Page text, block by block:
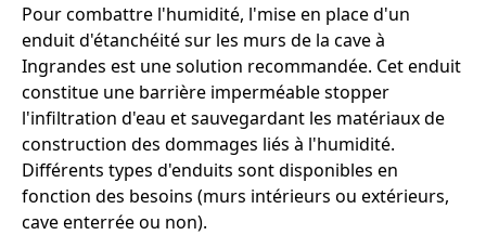
Pour combattre l'humidité, l'mise en place d'un
enduit d'étanchéité sur les murs de la cave à
Ingrandes est une solution recommandée. Cet enduit
constitue une barrière imperméable stopper
l'infiltration d'eau et sauvegardant les matériaux de
construction des dommages liés à l'humidité.
Différents types d'enduits sont disponibles en
fonction des besoins (murs intérieurs ou extérieurs,
cave enterrée ou non).